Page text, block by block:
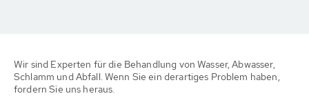
Wir sind Experten für die Behandlung von Wasser, Abwasser,
Schlamm und Abfall. Wenn Sie ein derartiges Problem haben,
fordern Sie uns heraus.